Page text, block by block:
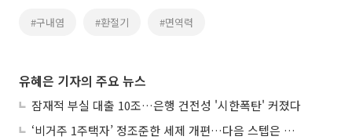
#구내염 #환절기 #면역력
유혜은 기자의 주요 뉴스
잠재적 부실 대출 10조…은행 건전성 '시한폭탄' 커졌다
‘비거주 1주택자’ 정조준한 세제 개편…다음 스텝은 금융 대책